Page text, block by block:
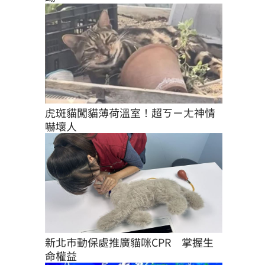
虎斑貓闖貓薄荷溫室！超ㄎㄧㄤ神情
嚇壞人
新北市動保處推廣貓咪CPR　掌握生
命權益